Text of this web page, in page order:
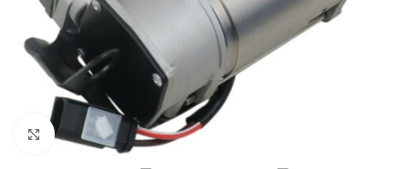
Mărește imaginea